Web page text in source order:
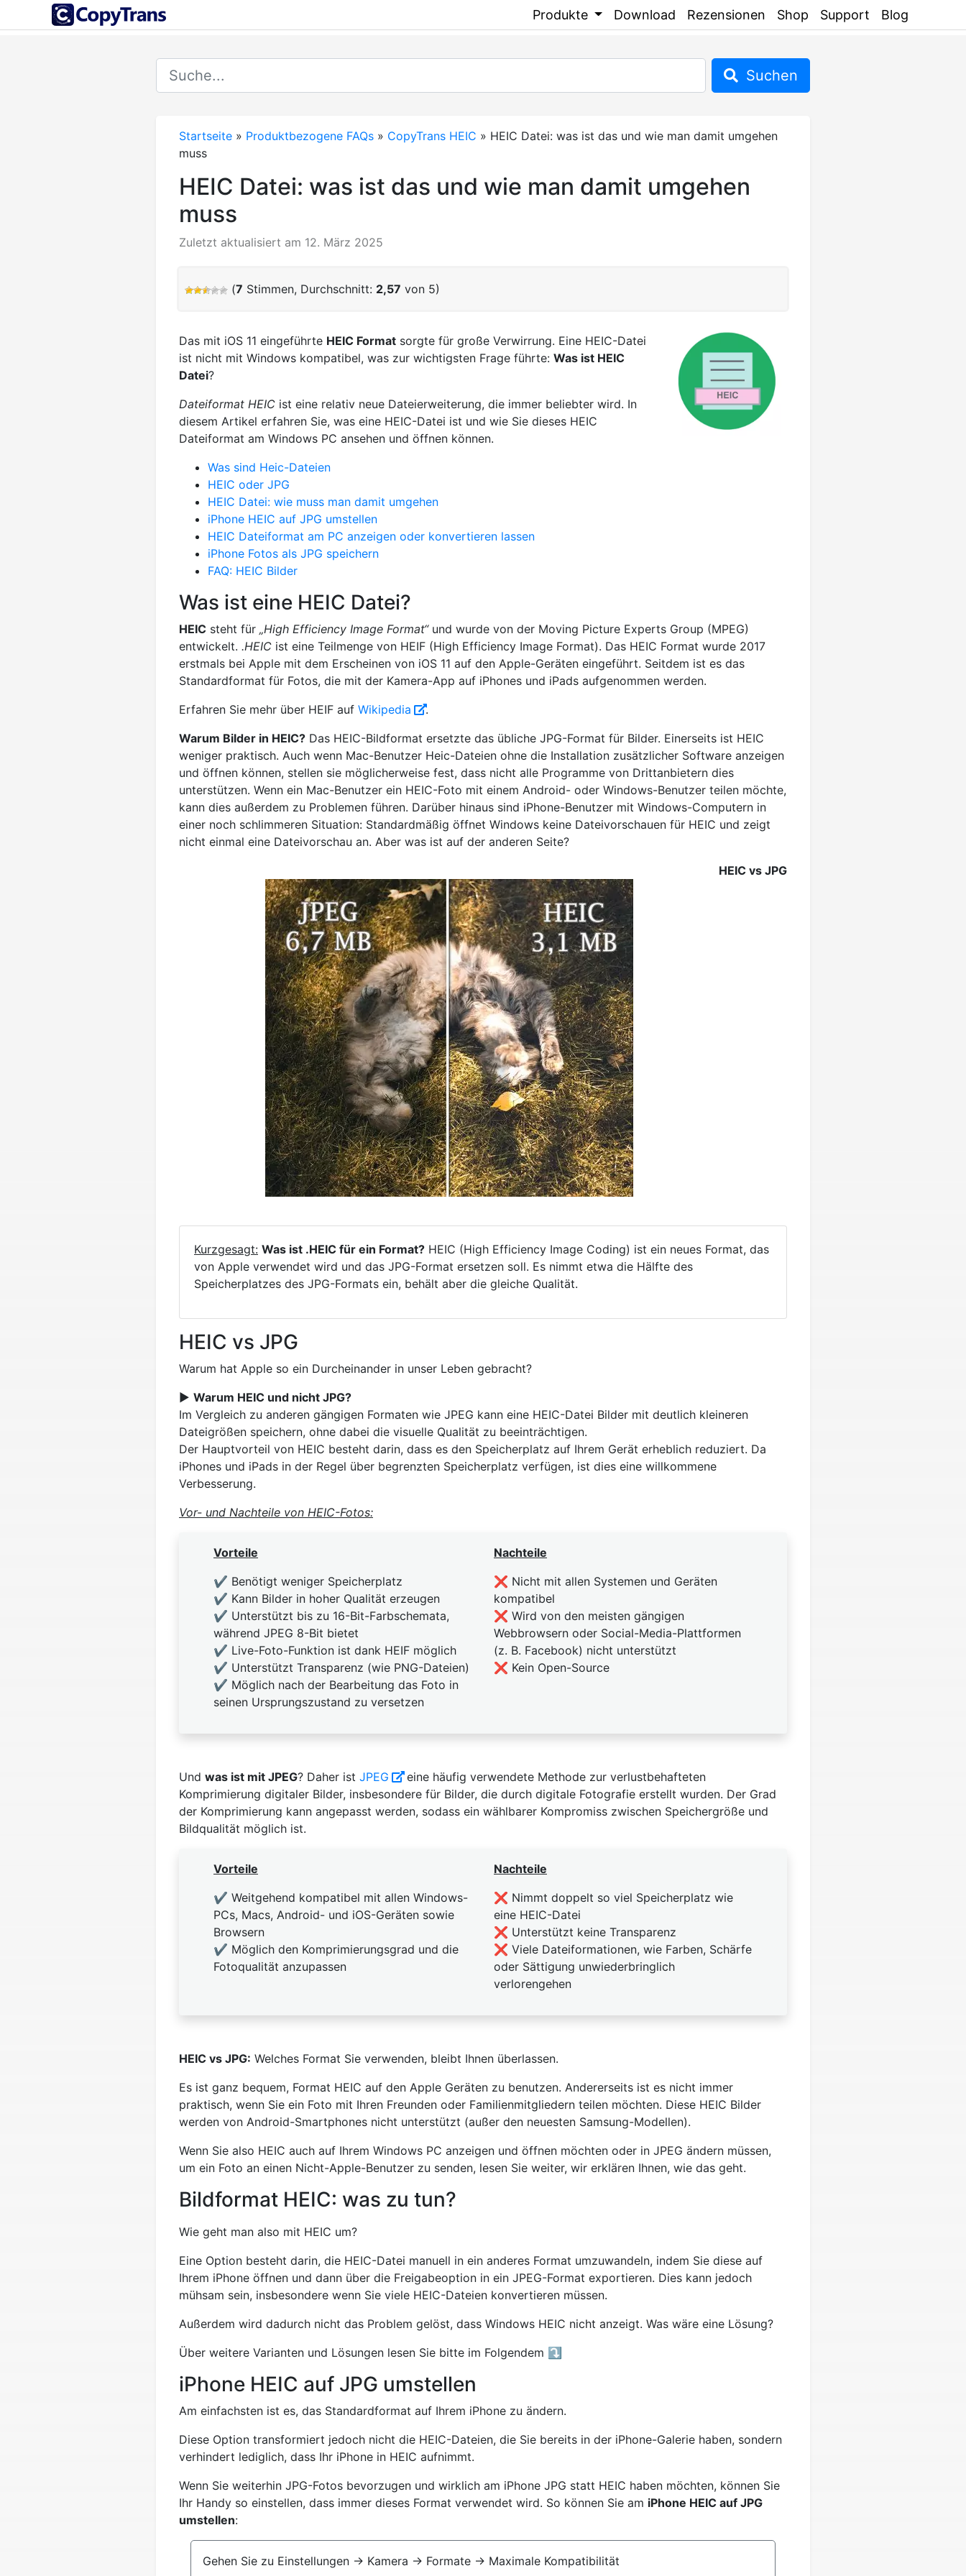
Produkte Download Rezensionen Shop Support Blog
Suchen
Startseite » Produktbezogene FAQs » CopyTrans HEIC » HEIC Datei: was ist das und wie man damit umgehen
muss
HEIC Datei: was ist das und wie man damit umgehen
muss
Zuletzt aktualisiert am 12. März 2025
(7 Stimmen, Durchschnitt: 2,57 von 5)
Das mit iOS 11 eingeführte HEIC Format sorgte für große Verwirrung. Eine HEIC-Datei
ist nicht mit Windows kompatibel, was zur wichtigsten Frage führte: Was ist HEIC
Datei?
Dateiformat HEIC ist eine relativ neue Dateierweiterung, die immer beliebter wird. In
diesem Artikel erfahren Sie, was eine HEIC-Datei ist und wie Sie dieses HEIC
Dateiformat am Windows PC ansehen und öffnen können.
Was sind Heic-Dateien
HEIC oder JPG
HEIC Datei: wie muss man damit umgehen
iPhone HEIC auf JPG umstellen
HEIC Dateiformat am PC anzeigen oder konvertieren lassen
iPhone Fotos als JPG speichern
FAQ: HEIC Bilder
Was ist eine HEIC Datei?
HEIC steht für „High Efficiency Image Format“und wurde von der Moving Picture Experts Group (MPEG)
entwickelt. .HEIC ist eine Teilmenge von HEIF (High Efficiency Image Format). Das HEIC Format wurde 2017
erstmals bei Apple mit dem Erscheinen von iOS 11 auf den Apple-Geräten eingeführt. Seitdem ist es das
Standardformat für Fotos, die mit der Kamera-App auf iPhones und iPads aufgenommen werden.
Erfahren Sie mehr über HEIF auf Wikipedia
.
Warum Bilder in HEIC? Das HEIC-Bildformat ersetzte das übliche JPG-Format für Bilder. Einerseits ist HEIC
weniger praktisch. Auch wenn Mac-Benutzer Heic-Dateien ohne die Installation zusätzlicher Software anzeigen
und öffnen können, stellen sie möglicherweise fest, dass nicht alle Programme von Drittanbietern dies
unterstützen. Wenn ein Mac-Benutzer ein HEIC-Foto mit einem Android- oder Windows-Benutzer teilen möchte,
kann dies außerdem zu Problemen führen. Darüber hinaus sind iPhone-Benutzer mit Windows-Computern in
einer noch schlimmeren Situation: Standardmäßig öffnet Windows keine Dateivorschauen für HEIC und zeigt
nicht einmal eine Dateivorschau an. Aber was ist auf der anderen Seite?
HEIC vs JPG
Kurzgesagt: Was ist .HEIC für ein Format? HEIC (High Efficiency Image Coding) ist ein neues Format, das
von Apple verwendet wird und das JPG-Format ersetzen soll. Es nimmt etwa die Hälfte des
Speicherplatzes des JPG-Formats ein, behält aber die gleiche Qualität.
HEIC vs JPG
Warum hat Apple so ein Durcheinander in unser Leben gebracht?
▶️ Warum HEIC und nicht JPG?
Im Vergleich zu anderen gängigen Formaten wie JPEG kann eine HEIC-Datei Bilder mit deutlich kleineren
Dateigrößen speichern, ohne dabei die visuelle Qualität zu beeinträchtigen.
Der Hauptvorteil von HEIC besteht darin, dass es den Speicherplatz auf Ihrem Gerät erheblich reduziert. Da
iPhones und iPads in der Regel über begrenzten Speicherplatz verfügen, ist dies eine willkommene
Verbesserung.
Vor- und Nachteile von HEIC-Fotos:
Vorteile
✔️ Benötigt weniger Speicherplatz
✔️ Kann Bilder in hoher Qualität erzeugen
✔️ Unterstützt bis zu 16-Bit-Farbschemata,
während JPEG 8-Bit bietet
✔️ Live-Foto-Funktion ist dank HEIF möglich
✔️ Unterstützt Transparenz (wie PNG-Dateien)
✔️ Möglich nach der Bearbeitung das Foto in
seinen Ursprungszustand zu versetzen
Nachteile
❌ Nicht mit allen Systemen und Geräten
kompatibel
❌ Wird von den meisten gängigen
Webbrowsern oder Social-Media-Plattformen
(z. B. Facebook) nicht unterstützt
❌ Kein Open-Source
Und was ist mit JPEG? Daher ist JPEG
eine häufig verwendete Methode zur verlustbehafteten
Komprimierung digitaler Bilder, insbesondere für Bilder, die durch digitale Fotografie erstellt wurden. Der Grad
der Komprimierung kann angepasst werden, sodass ein wählbarer Kompromiss zwischen Speichergröße und
Bildqualität möglich ist.
Vorteile
✔️ Weitgehend kompatibel mit allen Windows-
PCs, Macs, Android- und iOS-Geräten sowie
Browsern
✔️ Möglich den Komprimierungsgrad und die
Fotoqualität anzupassen
Nachteile
❌ Nimmt doppelt so viel Speicherplatz wie
eine HEIC-Datei
❌ Unterstützt keine Transparenz
❌ Viele Dateiformationen, wie Farben, Schärfe
oder Sättigung unwiederbringlich
verlorengehen
HEIC vs JPG: Welches Format Sie verwenden, bleibt Ihnen überlassen.
Es ist ganz bequem, Format HEIC auf den Apple Geräten zu benutzen. Andererseits ist es nicht immer
praktisch, wenn Sie ein Foto mit Ihren Freunden oder Familienmitgliedern teilen möchten. Diese HEIC Bilder
werden von Android-Smartphones nicht unterstützt (außer den neuesten Samsung-Modellen).
Wenn Sie also HEIC auch auf Ihrem Windows PC anzeigen und öffnen möchten oder in JPEG ändern müssen,
um ein Foto an einen Nicht-Apple-Benutzer zu senden, lesen Sie weiter, wir erklären Ihnen, wie das geht.
Bildformat HEIC: was zu tun?
Wie geht man also mit HEIC um?
Eine Option besteht darin, die HEIC-Datei manuell in ein anderes Format umzuwandeln, indem Sie diese auf
Ihrem iPhone öffnen und dann über die Freigabeoption in ein JPEG-Format exportieren. Dies kann jedoch
mühsam sein, insbesondere wenn Sie viele HEIC-Dateien konvertieren müssen.
Außerdem wird dadurch nicht das Problem gelöst, dass Windows HEIC nicht anzeigt. Was wäre eine Lösung?
Über weitere Varianten und Lösungen lesen Sie bitte im Folgendem ⤵️
iPhone HEIC auf JPG umstellen
Am einfachsten ist es, das Standardformat auf Ihrem iPhone zu ändern.
Diese Option transformiert jedoch nicht die HEIC-Dateien, die Sie bereits in der iPhone-Galerie haben, sondern
verhindert lediglich, dass Ihr iPhone in HEIC aufnimmt.
Wenn Sie weiterhin JPG-Fotos bevorzugen und wirklich am iPhone JPG statt HEIC haben möchten, können Sie
Ihr Handy so einstellen, dass immer dieses Format verwendet wird. So können Sie am iPhone HEIC auf JPG
umstellen:
Gehen Sie zu Einstellungen -> Kamera -> Formate -> Maximale Kompatibilität